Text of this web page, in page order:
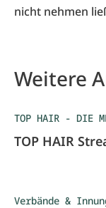
nicht nehmen
Weitere
TOP HAIR - DIE
TOP HAIR
Verbände &